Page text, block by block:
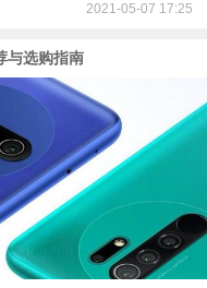
2021-05-07 17:25
与选购指南